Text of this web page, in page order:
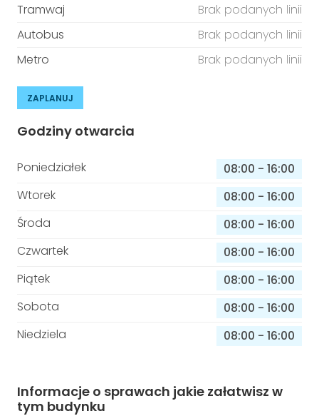
Tramwaj
Brak podanych linii
Autobus
Brak podanych linii
Metro
Brak podanych linii
ZAPLANUJ
Godziny otwarcia
Poniedziałek 08:00 - 16:00
Wtorek
08:00 - 16:00
Środa
08:00 - 16:00
Czwartek
08:00 - 16:00
Piątek
08:00 - 16:00
Sobota
08:00 - 16:00
Niedziela
08:00 - 16:00
Informacje o sprawach jakie załatwisz w
tym budynku